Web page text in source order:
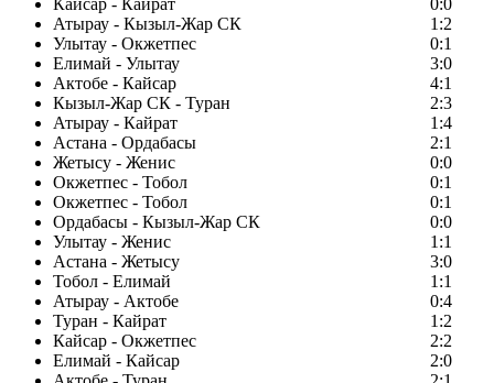
Кайсар - Кайрат
0:0
Атырау - Кызыл-Жар СК
1:2
Улытау - Окжетпес
0:1
Елимай - Улытау
3:0
Актобе - Кайсар
4:1
Кызыл-Жар СК - Туран
2:3
Атырау - Кайрат
1:4
Астана - Ордабасы
2:1
Жетысу - Женис
0:0
Окжетпес - Тобол
0:1
Окжетпес - Тобол
0:1
Ордабасы - Кызыл-Жар СК
0:0
Улытау - Женис
1:1
Астана - Жетысу
3:0
Тобол - Елимай
1:1
Атырау - Актобе
0:4
Туран - Кайрат
1:2
Кайсар - Окжетпес
2:2
Елимай - Кайсар
2:0